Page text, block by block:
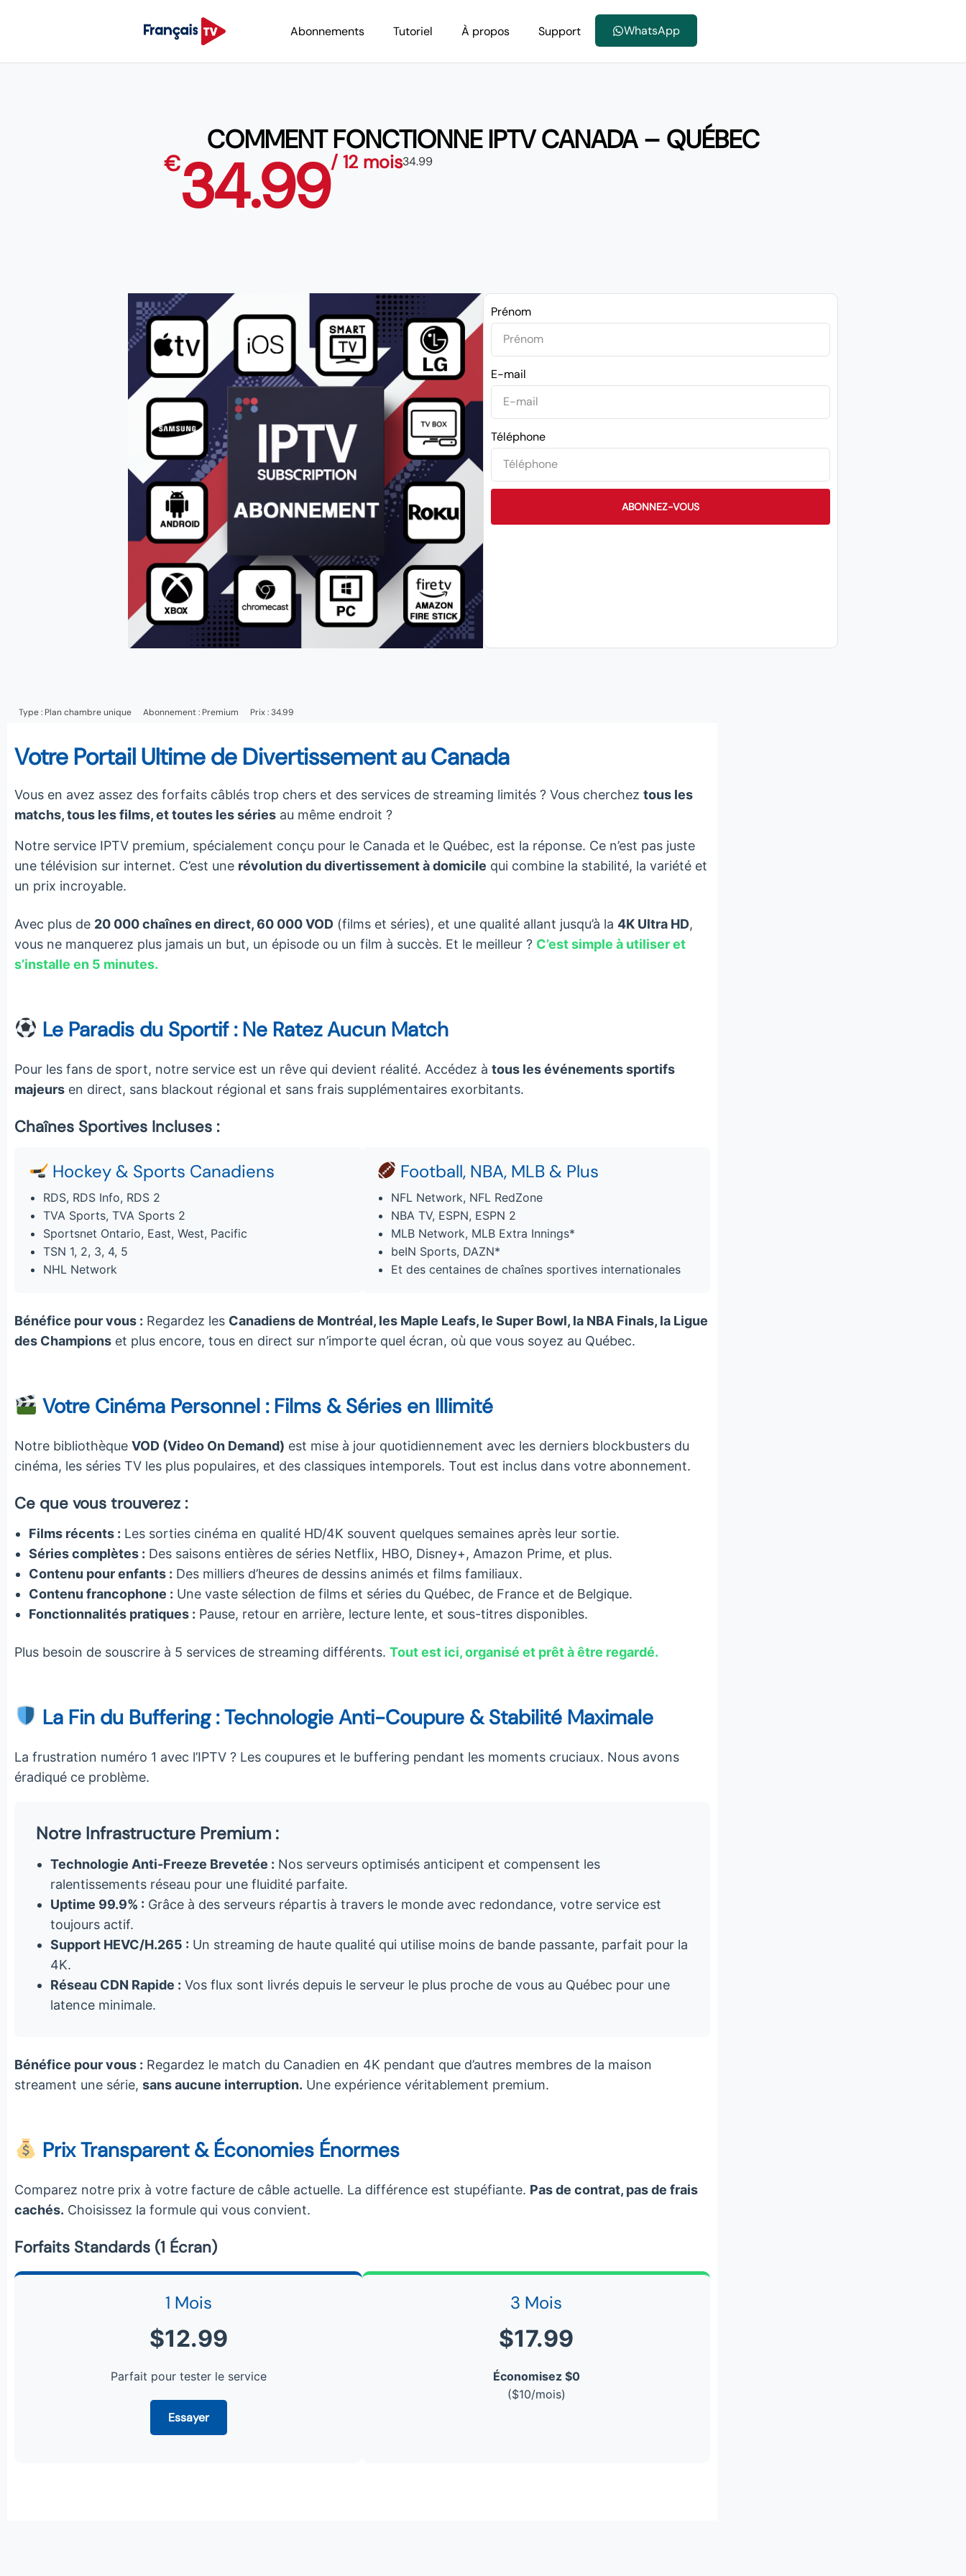
Abonnements Tutoriel À propos Support WhatsApp
COMMENT FONCTIONNE IPTV CANADA – QUÉBEC
€34.99/ 12 mois34.99
Prénom
E-mail
Téléphone
ABONNEZ-VOUS
Type : Plan chambre unique Abonnement : Premium Prix : 34.99
Votre Portail Ultime de Divertissement au Canada
Vous en avez assez des forfaits câblés trop chers et des services de streaming limités ? Vous cherchez tous les
matchs, tous les films, et toutes les séries au même endroit ?
Notre service IPTV premium, spécialement conçu pour le Canada et le Québec, est la réponse. Ce n’est pas juste
une télévision sur internet. C’est une révolution du divertissement à domicile qui combine la stabilité, la variété et
un prix incroyable.
Avec plus de 20 000 chaînes en direct, 60 000 VOD (films et séries), et une qualité allant jusqu’à la 4K Ultra HD,
vous ne manquerez plus jamais un but, un épisode ou un film à succès. Et le meilleur ? C’est simple à utiliser et
s’installe en 5 minutes.
Le Paradis du Sportif : Ne Ratez Aucun Match
Pour les fans de sport, notre service est un rêve qui devient réalité. Accédez à tous les événements sportifs
majeurs en direct, sans blackout régional et sans frais supplémentaires exorbitants.
Chaînes Sportives Incluses :
Hockey & Sports Canadiens
RDS, RDS Info, RDS 2
TVA Sports, TVA Sports 2
Sportsnet Ontario, East, West, Pacific
TSN 1, 2, 3, 4, 5
NHL Network
Football, NBA, MLB & Plus
NFL Network, NFL RedZone
NBA TV, ESPN, ESPN 2
MLB Network, MLB Extra Innings*
beIN Sports, DAZN*
Et des centaines de chaînes sportives internationales
Bénéfice pour vous : Regardez les Canadiens de Montréal, les Maple Leafs, le Super Bowl, la NBA Finals, la Ligue
des Champions et plus encore, tous en direct sur n’importe quel écran, où que vous soyez au Québec.
Votre Cinéma Personnel : Films & Séries en Illimité
Notre bibliothèque VOD (Video On Demand) est mise à jour quotidiennement avec les derniers blockbusters du
cinéma, les séries TV les plus populaires, et des classiques intemporels. Tout est inclus dans votre abonnement.
Ce que vous trouverez :
Films récents : Les sorties cinéma en qualité HD/4K souvent quelques semaines après leur sortie.
Séries complètes : Des saisons entières de séries Netflix, HBO, Disney+, Amazon Prime, et plus.
Contenu pour enfants : Des milliers d’heures de dessins animés et films familiaux.
Contenu francophone : Une vaste sélection de films et séries du Québec, de France et de Belgique.
Fonctionnalités pratiques : Pause, retour en arrière, lecture lente, et sous-titres disponibles.
Plus besoin de souscrire à 5 services de streaming différents. Tout est ici, organisé et prêt à être regardé.
La Fin du Buffering : Technologie Anti-Coupure & Stabilité Maximale
La frustration numéro 1 avec l’IPTV ? Les coupures et le buffering pendant les moments cruciaux. Nous avons
éradiqué ce problème.
Notre Infrastructure Premium :
Technologie Anti-Freeze Brevetée : Nos serveurs optimisés anticipent et compensent les
ralentissements réseau pour une fluidité parfaite.
Uptime 99.9% : Grâce à des serveurs répartis à travers le monde avec redondance, votre service est
toujours actif.
Support HEVC/H.265 : Un streaming de haute qualité qui utilise moins de bande passante, parfait pour la
4K.
Réseau CDN Rapide : Vos flux sont livrés depuis le serveur le plus proche de vous au Québec pour une
latence minimale.
Bénéfice pour vous : Regardez le match du Canadien en 4K pendant que d’autres membres de la maison
streament une série, sans aucune interruption. Une expérience véritablement premium.
Prix Transparent & Économies Énormes
Comparez notre prix à votre facture de câble actuelle. La différence est stupéfiante. Pas de contrat, pas de frais
cachés. Choisissez la formule qui vous convient.
Forfaits Standards (1 Écran)
1 Mois
$12.99
Parfait pour tester le service
Essayer
3 Mois
$17.99
Économisez $0
($10/mois)